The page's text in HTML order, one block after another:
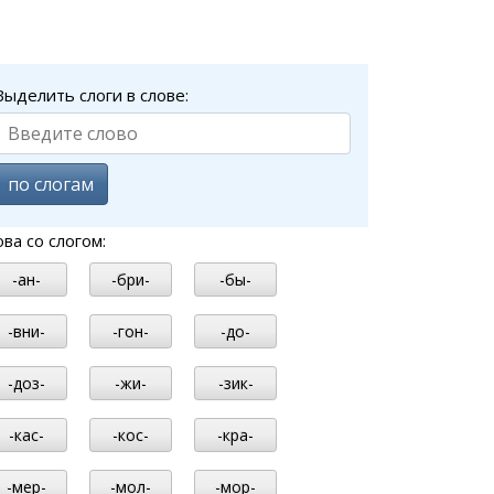
слоги в слове:
по слогам
со слогом:
-ан- -бри- -бы-
-вни- -гон- -до-
-доз- -жи- -зик-
-кас- -кос- -кра-
-мер- -мол- -мор-